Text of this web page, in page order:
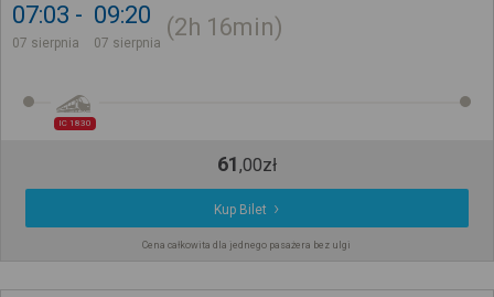
07:03
07 sierpnia
09:20
07 sierpnia
2h 16min
IC 1830
61,00zł
Kup Bilet
Cena całkowita dla jednego pasażera bez ulgi